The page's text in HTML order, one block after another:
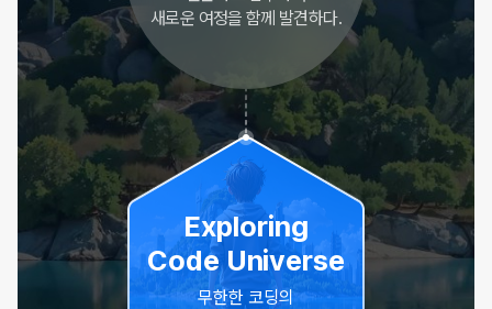
새로운 여정을 함께 발견하다.
Exploring
Code Universe
무한한 코딩의